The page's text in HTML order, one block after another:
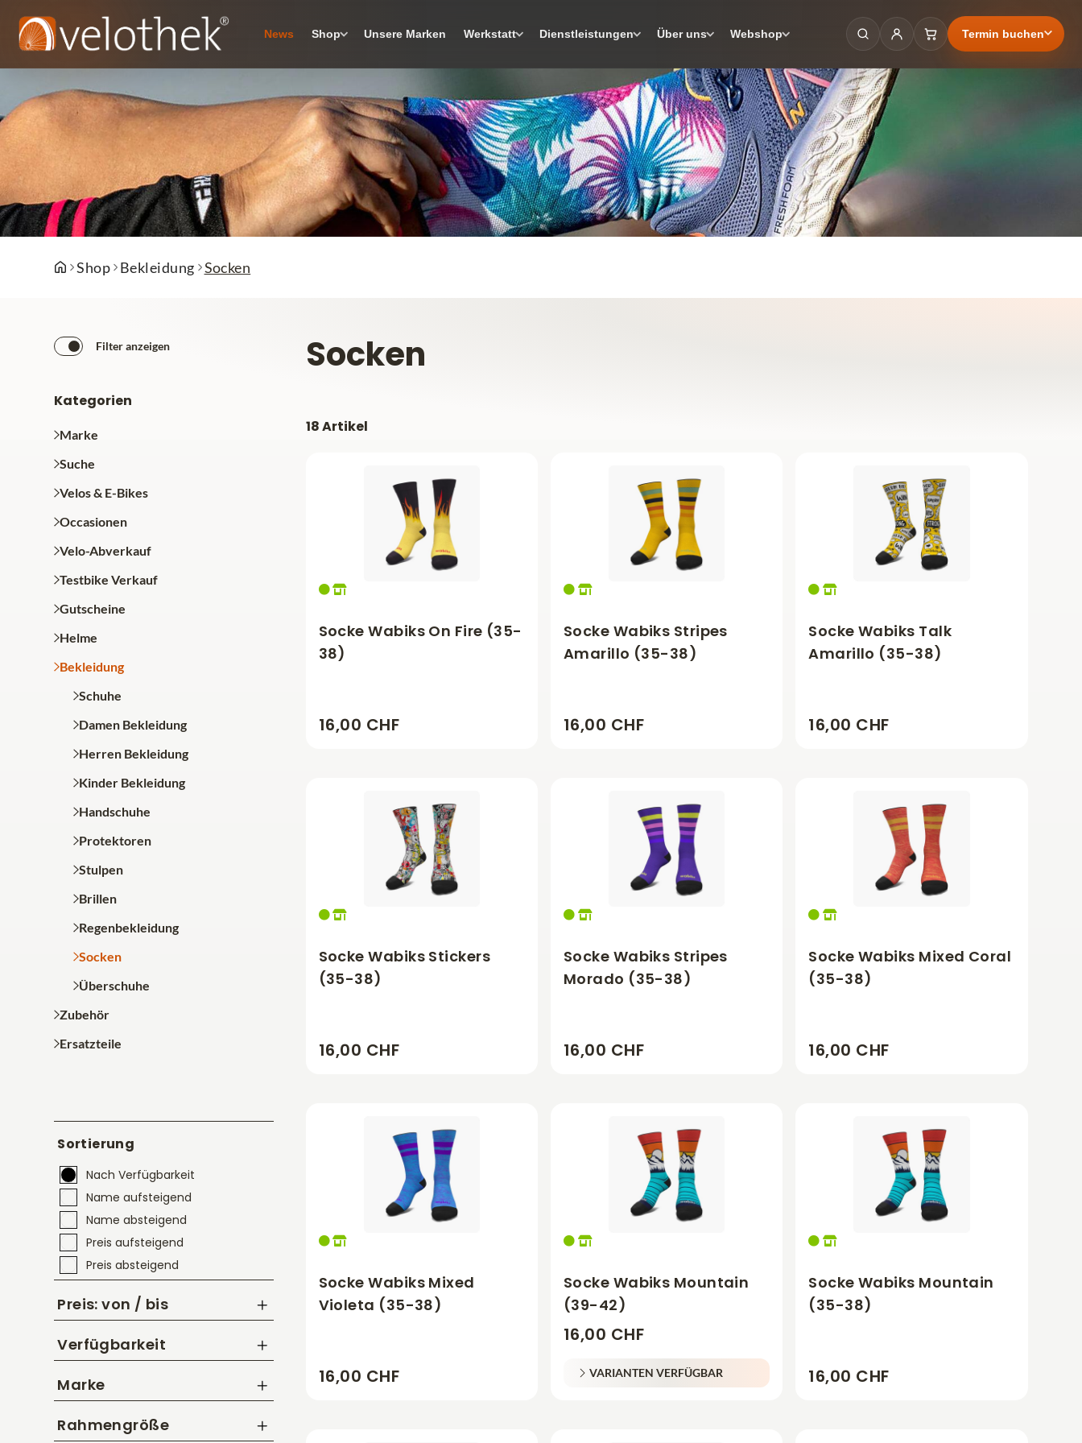
News Shop Unsere Marken Werkstatt Dienstleistungen Über uns Webshop Termin buchen
Shop Bekleidung Socken
Filter anzeigen Socken
Kategorien
Marke
Suche
Velos & E-Bikes
Occasionen
Velo-Abverkauf
Testbike Verkauf
Gutscheine
Helme
Bekleidung
Schuhe
Damen Bekleidung
Herren Bekleidung
Kinder Bekleidung
Handschuhe
Protektoren
Stulpen
Brillen
Regenbekleidung
Socken
Überschuhe
Zubehör
Ersatzteile
Sortierung
Nach Verfügbarkeit
Name aufsteigend
Name absteigend
Preis aufsteigend
Preis absteigend
Preis: von / bis
CHF
Verfügbarkeit
Marke
Wabiks
Rahmengröße
18 Artikel
Socke Wabiks On Fire (35-
38)
16,00 CHF
Socke Wabiks Stripes
Amarillo (35-38)
16,00 CHF
Socke Wabiks Talk
Amarillo (35-38)
16,00 CHF
Socke Wabiks Stickers
(35-38)
16,00 CHF
Socke Wabiks Stripes
Morado (35-38)
16,00 CHF
Socke Wabiks Mixed Coral
(35-38)
16,00 CHF
Socke Wabiks Mixed
Violeta (35-38)
16,00 CHF
Socke Wabiks Mountain
(39-42)
16,00 CHF
VARIANTEN VERFÜGBAR
Socke Wabiks Mountain
(35-38)
16,00 CHF